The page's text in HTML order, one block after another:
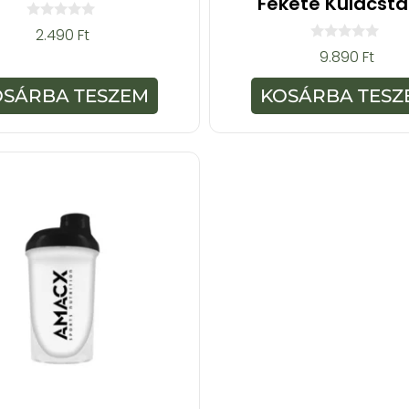
-
b
ő
l
2.490 Ft
TESZEM
z
5
-
b
9.890 Ft
KOSÁRBA